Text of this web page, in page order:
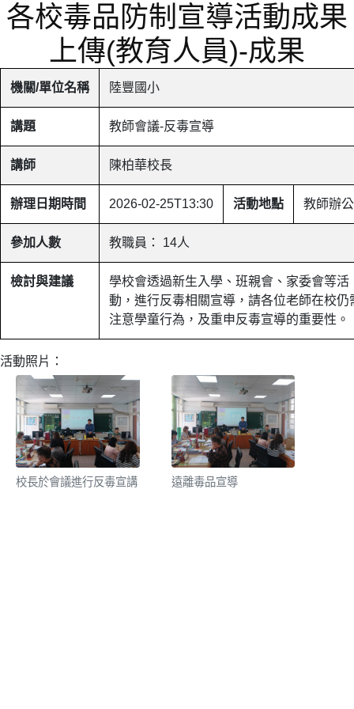
各校毒品防制宣導活動成果
上傳(教育人員)-成果
機關/單位名稱 陸豐國小
講題 教師會議-反毒宣導
講師 陳柏華校長
辦理日期時間 2026-02-25T13:30 活動地點 教師辦
參加人數 教職員： 14人
檢討與建議
學校會透過新生入學、班親會、家委會等活
動，進行反毒相關宣導，請各位老師在校仍
注意學童行為，及重申反毒宣導的重要性。
活動照片：
校長於會議進行反毒宣講 遠離毒品宣導